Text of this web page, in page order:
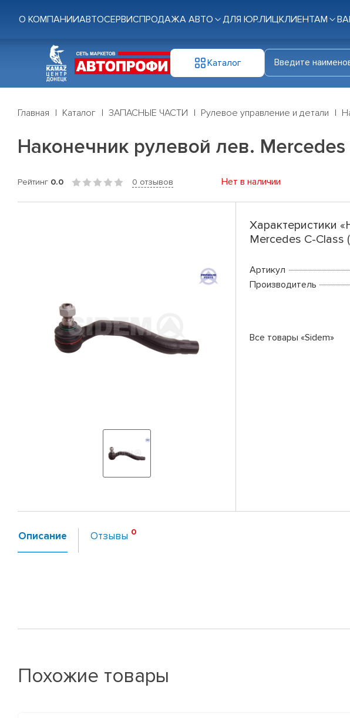
О КОМПАНИИАВТОСЕРВИСПРОДАЖА АВТО ДЛЯ ЮР.ЛИЦКЛИЕНТАМ
Каталог
Главная Каталог ЗАПАСНЫЕ ЧАСТИ Рулевое управление и детали
Наконечник рулевой лев.
Рейтинг 0.0 0 отзывов Нет в наличии
Характеристики
Mercedes C-Class
Артикул
Производитель
Все товары «Sidem»
Описание Отзывы
Похожие товары